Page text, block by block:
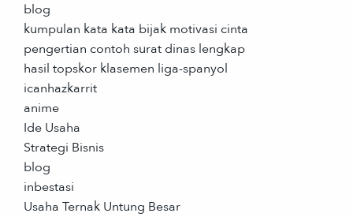
blog
kumpulan kata kata bijak motivasi cinta
pengertian contoh surat dinas lengkap
hasil topskor klasemen liga-spanyol
icanhazkarrit
anime
Ide Usaha
Strategi Bisnis
blog
inbestasi
Usaha Ternak Untung Besar